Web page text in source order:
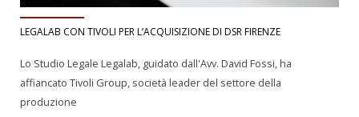
LEGALAB CON TIVOLI PER L’ACQUISIZIONE DI DSR FIRENZE
Lo Studio Legale Legalab, guidato dall'Avv. David Fossi, ha
affiancato Tivoli Group, società leader del settore della
produzione